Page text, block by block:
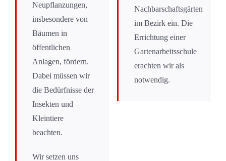
Neupflanzungen,
insbesondere von
Bäumen in
öffentlichen
Anlagen, fördern.
Dabei müssen wir
die Bedürfnisse der
Insekten und
Kleintiere
beachten.
Wir setzen uns
Nachbarschaftsgärten
im Bezirk ein. Die
Errichtung einer
Gartenarbeitsschule
erachten wir als
notwendig.